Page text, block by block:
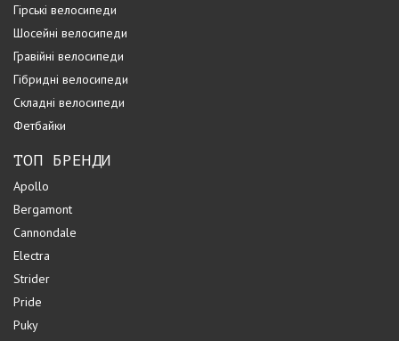
Гірські велосипеди
Шосейні велосипеди
Гравійні велосипеди
Гібридні велосипеди
Складні велосипеди
Фетбайки
ТОП БРЕНДИ
Apollo
Bergamont
Cannondale
Electra
Strider
Pride
Puky